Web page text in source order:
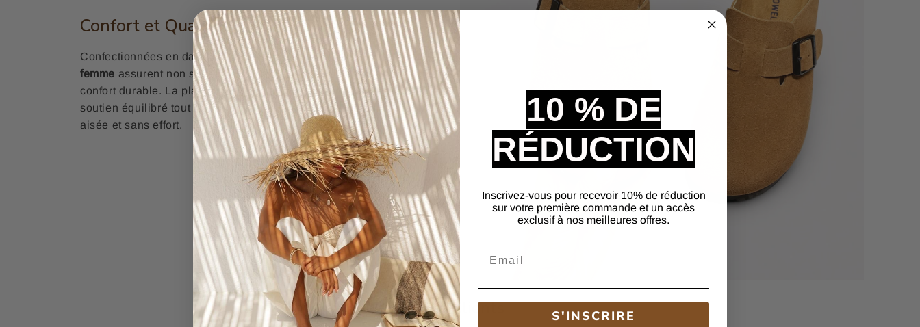
Confort et Qualité
Confectionnées en daim de première qualité, cessandales sabots
femme assurent non seulement un look élégant, mais aussi un
confort durable. La plateforme soigneusement conçue offre un
soutien équilibré tout au long de la journée, permettant une marche
aisée et sans effort.
Avis Clients
10 % DE
RÉDUCTION
Inscrivez-vous pour recevoir 10% de réduction
sur votre première commande et un accès
exclusif à nos meilleures offres.
S'INSCRIRE